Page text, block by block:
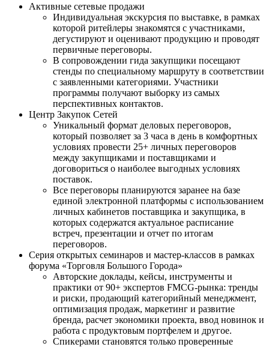
Активные сетевые продажи
Индивидуальная экскурсия по выставке, в рамках
которой ритейлеры знакомятся с участниками,
дегустируют и оценивают продукцию и проводят
первичные переговоры.
В сопровождении гида закупщики посещают
стенды по специальному маршруту в соответствии
с заявленными категориями. Участники
программы получают выборку из самых
перспективных контактов.
Центр Закупок Сетей
Уникальный формат деловых переговоров,
который позволяет за 3 часа в день в комфортных
условиях провести 25+ личных переговоров
между закупщиками и поставщиками и
договориться о наиболее выгодных условиях
поставок.
Все переговоры планируются заранее на базе
единой электронной платформы с использованием
личных кабинетов поставщика и закупщика, в
которых содержатся актуальное расписание
встреч, презентации и отчет по итогам
переговоров.
Серия открытых семинаров и мастер-классов в рамках
форума «Торговля Большого Города»
Авторские доклады, кейсы, инструменты и
практики от 90+ экспертов FMCG-рынка: тренды
и риски, продающий категорийный менеджмент,
оптимизация продаж, маркетинг и развитие
бренда, расчет экономики проекта, ввод новинок и
работа с продуктовым портфелем и другое.
Спикерами становятся только проверенные